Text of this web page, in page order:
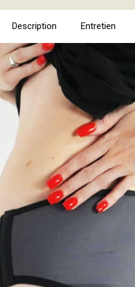
Description Entretien